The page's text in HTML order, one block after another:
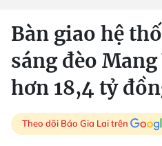
Bàn giao hệ
sáng đèo
hơn 18,4 tỷ
Theo dõi Báo Gia Lai trên